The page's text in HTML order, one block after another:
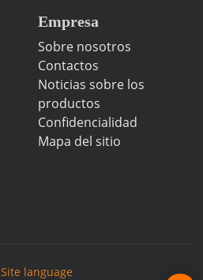
Empresa
Sobre nosotros
Contactos
Noticias sobre los
productos
Confidencialidad
Mapa del sitio
Site language